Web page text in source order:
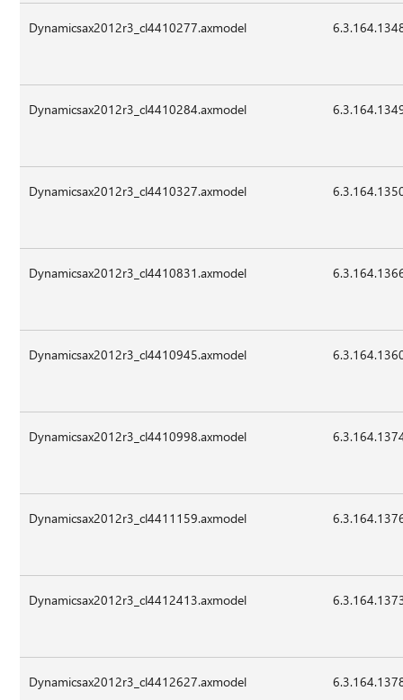
Dynamicsax2012r3_cl4410277.axmodel
Dynamicsax2012r3_cl4410284.axmodel
Dynamicsax2012r3_cl4410327.axmodel
Dynamicsax2012r3_cl4410831.axmodel
Dynamicsax2012r3_cl4410945.axmodel
Dynamicsax2012r3_cl4410998.axmodel
Dynamicsax2012r3_cl4411159.axmodel
Dynamicsax2012r3_cl4412413.axmodel
Dynamicsax2012r3_cl4412627.axmodel